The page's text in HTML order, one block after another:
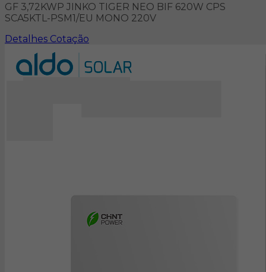
GF 3,72KWP JINKO TIGER NEO BIF 620W CPS
SCA5KTL-PSM1/EU MONO 220V
Detalhes Cotação